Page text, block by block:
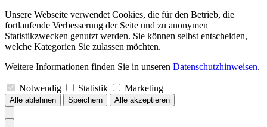
Unsere Webseite verwendet Cookies, die für den Betrieb, die
fortlaufende Verbesserung der Seite und zu anonymen
Statistikzwecken genutzt werden. Sie können selbst entscheiden,
welche Kategorien Sie zulassen möchten.
Weitere Informationen finden Sie in unseren Datenschutzhinweisen.
Notwendig Statistik Marketing
Alle ablehnen Speichern Alle akzeptieren